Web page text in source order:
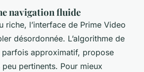
navigation fluide
riche, l’interface de Prime Video
désordonnée. L’algorithme de
parfois approximatif, propose
pertinents. Pour mieux